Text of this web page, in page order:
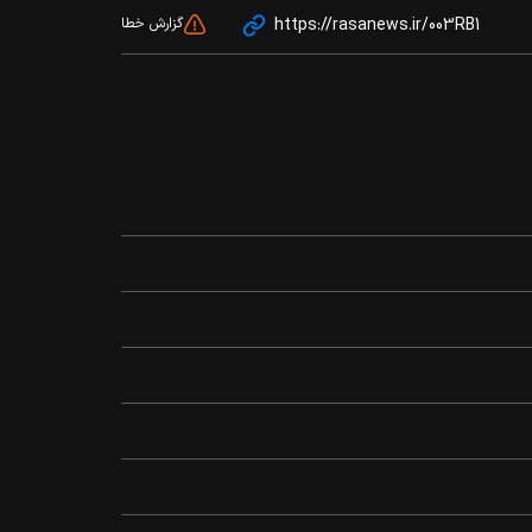
https://rasanews.ir/003RB1 گزارش خطا